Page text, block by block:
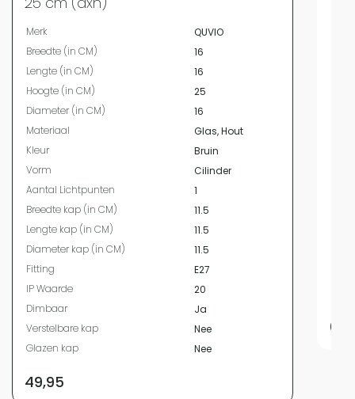
Merk
QUVIO
Breedte (in CM)
16
Lengte (in CM)
16
Hoogte (in CM)
25
Diameter (in CM)
16
Materiaal
Glas, Hout
Kleur
Bruin
Vorm
Cilinder
Aantal Lichtpunten
1
Breedte kap (in CM)
11.5
Lengte kap (in CM)
11.5
Diameter kap (in CM)
11.5
Fitting
E27
IP Waarde
20
Dimbaar
Ja
Verstelbare kap
Nee
Glazen kap
Nee
49,95